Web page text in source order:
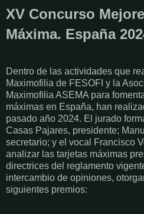
XV Concurso
Máxima. España
Dentro de las actividades que
Maximofilia de FESOFI y la
Maximofilia ASEMA para
máximas en España, han
pasado año 2024. El jurado
Casas Pajares, presidente;
secretario; y el vocal Francisco
analizar las tarjetas máximas
directrices del reglamento
intercambio de opiniones,
siguientes premios: